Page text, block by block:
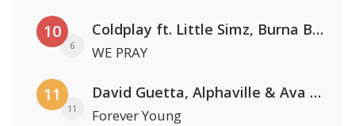
10
6
Coldplay ft. Little Simz, Burna Boy, Elyanna & Tini
WE PRAY
11
11
David Guetta, Alphaville & Ava Max
Forever Young